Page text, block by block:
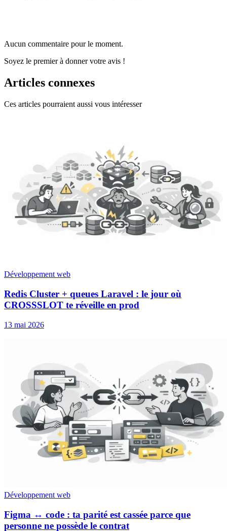
Aucun commentaire pour le moment.
Soyez le premier à donner votre avis !
Articles connexes
Ces articles pourraient aussi vous intéresser
Développement web
Redis Cluster + queues Laravel : le jour où
CROSSSLOT te réveille en prod
13 mai 2026
Développement web
Figma ↔ code : ta parité est cassée parce que
personne ne possède le contrat